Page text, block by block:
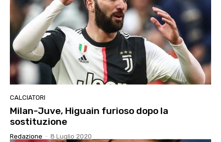
CALCIATORI
Milan-Juve, Higuain furioso dopo la
sostituzione
Redazione - 8 Luglio 2020